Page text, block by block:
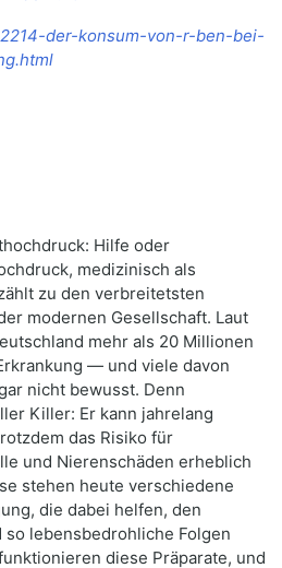
der-konsum-von-r-ben-bei-
Hilfe oder
medizinisch als
zu den verbreitetsten
modernen Gesellschaft. Laut
mehr als 20 Millionen
— und viele davon
nicht bewusst. Denn
Killer: Er kann jahrelang
das Risiko für
und Nierenschäden erheblich
stehen heute verschiedene
die dabei helfen, den
lebensbedrohliche Folgen
diese Präparate, und